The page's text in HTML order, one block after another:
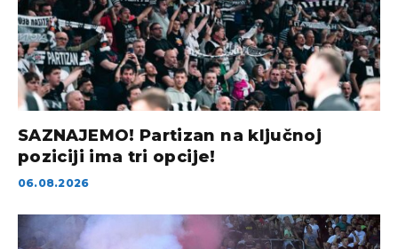
SAZNAJEMO! Partizan na ključnoj
poziciji ima tri opcije!
06.08.2026